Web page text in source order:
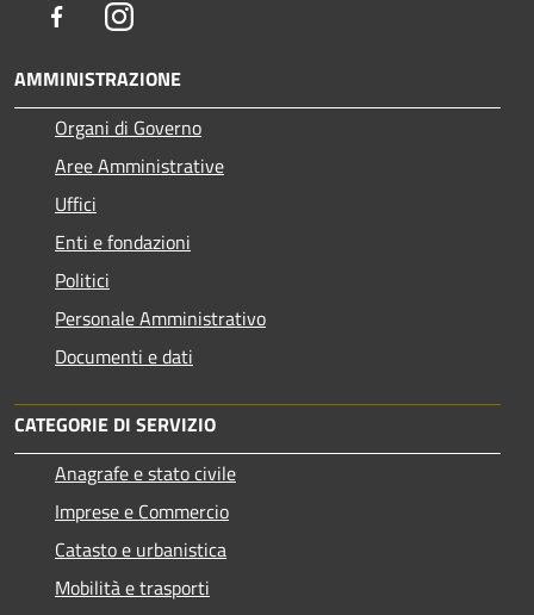
FacebookInstagram
AMMINISTRAZIONE
Organi di Governo
Aree Amministrative
Uffici
Enti e fondazioni
Politici
Personale Amministrativo
Documenti e dati
CATEGORIE DI SERVIZIO
Anagrafe e stato civile
Imprese e Commercio
Catasto e urbanistica
Mobilità e trasporti